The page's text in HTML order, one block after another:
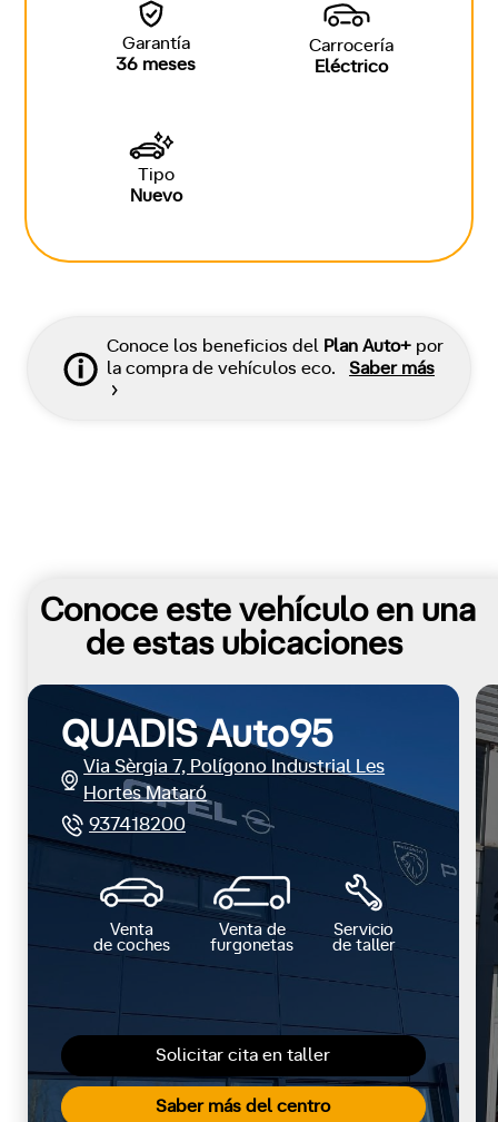
Garantía
36 meses
Carrocería
Eléctrico
Tipo
Nuevo
Conoce los beneficios del Plan Auto+ por
la compra de vehículos eco.
Saber más
Conoce este vehículo en una
de estas ubicaciones
Solicitar cita en taller
Saber más del centro
QUADIS Auto95
Via Sèrgia 7, Polígono Industrial Les
Hortes Mataró
937418200
Venta
de coches
Venta de
furgonetas
Servicio
de taller